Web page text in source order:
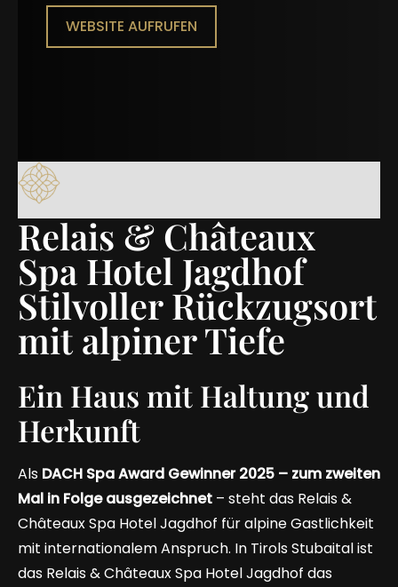
WEBSITE AUFRUFEN
Relais & Châteaux
Spa Hotel Jagdhof
Stilvoller Rückzugsort
mit alpiner Tiefe
Ein Haus mit Haltung und
Herkunft
Als DACH Spa Award Gewinner 2025 – zum zweiten
Mal in Folge ausgezeichnet – steht das Relais &
Châteaux Spa Hotel Jagdhof für alpine Gastlichkeit
mit internationalem Anspruch. In Tirols Stubaital ist
das Relais & Châteaux Spa Hotel Jagdhof das